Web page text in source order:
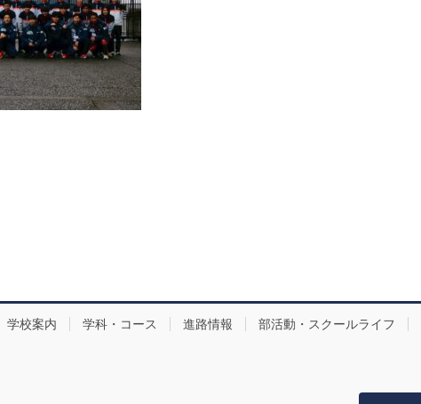
学校案内 学科・コース 進路情報 部活動・スクールライフ